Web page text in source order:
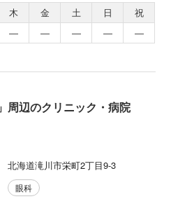
木 金 土 日
祝
― ― ― ― ―
周辺のクリニック・病院
北海道滝川市栄町2丁目9-3
眼科